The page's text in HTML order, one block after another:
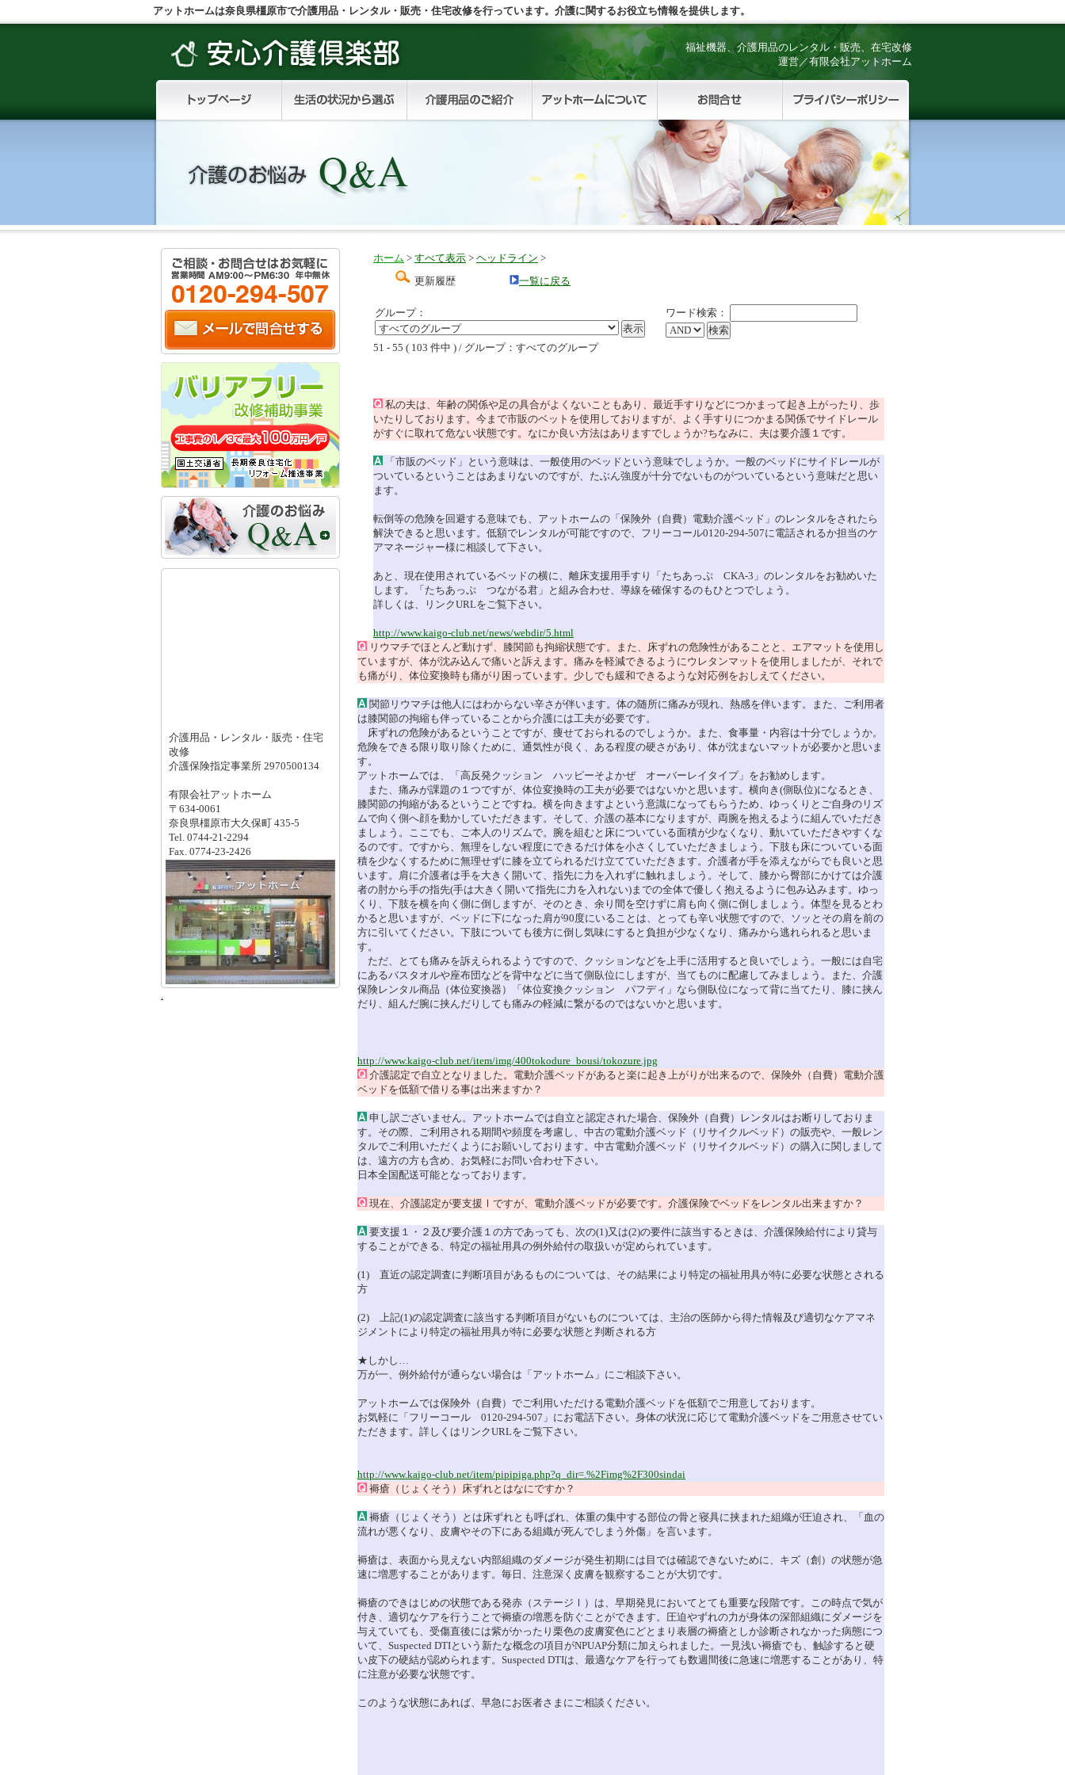
アットホームは奈良県橿原市で介護用品・レンタル・販売・住宅改修を行っています。介護に関するお役立ち情報を提供します。
福祉機器、介護用品のレンタル・販売、在宅改修
運営／有限会社アットホーム
ホーム > すべて表示 > ヘッドライン >
更新履歴
一覧に戻る
グループ： ワード検索：
51 - 55 ( 103 件中 ) / グループ：すべてのグループ
私の夫は、年齢の関係や足の具合がよくないこともあり、最近手すりなどにつかまって起き上がったり、歩
いたりしております。今まで市販のベットを使用しておりますが、よく手すりにつかまる関係でサイドレール
がすぐに取れて危ない状態です。なにか良い方法はありますでしょうか?ちなみに、夫は要介護１です。
「市販のベッド」という意味は、一般使用のベッドという意味でしょうか。一般のベッドにサイドレールが
ついているということはあまりないのですが、たぶん強度が十分でないものがついているという意味だと思い
ます。
転倒等の危険を回避する意味でも、アットホームの「保険外（自費）電動介護ベッド」のレンタルをされたら
解決できると思います。低額でレンタルが可能ですので、フリーコール0120-294-507に電話されるか担当のケ
アマネージャー様に相談して下さい。
あと、現在使用されているベッドの横に、離床支援用手すり「たちあっぷ CKA-3」のレンタルをお勧めいた
します。「たちあっぷ つながる君」と組み合わせ、導線を確保するのもひとつでしょう。
詳しくは、リンクURLをご覧下さい。
http://www.kaigo-club.net/news/webdir/5.html
リウマチでほとんど動けず、膝関節も拘縮状態です。また、床ずれの危険性があることと、エアマットを使用し
ていますが、体が沈み込んで痛いと訴えます。痛みを軽減できるようにウレタンマットを使用しましたが、それで
も痛がり、体位変換時も痛がり困っています。少しでも緩和できるような対応例をおしえてください。
関節リウマチは他人にはわからない辛さが伴います。体の随所に痛みが現れ、熱感を伴います。また、ご利用者
は膝関節の拘縮も伴っていることから介護には工夫が必要です。
床ずれの危険があるということですが、痩せておられるのでしょうか。また、食事量・内容は十分でしょうか。
危険をできる限り取り除くために、通気性が良く、ある程度の硬さがあり、体が沈まないマットが必要かと思いま
す。
アットホームでは、「高反発クッション ハッピーそよかぜ オーバーレイタイプ」をお勧めします。
また、痛みが課題の１つですが、体位変換時の工夫が必要ではないかと思います。横向き(側臥位)になるとき、
膝関節の拘縮があるということですね。横を向きますよという意識になってもらうため、ゆっくりとご自身のリズ
ムで向く側へ顔を動かしていただきます。そして、介護の基本になりますが、両腕を抱えるように組んでいただき
ましょう。ここでも、ご本人のリズムで。腕を組むと床についている面積が少なくなり、動いていただきやすくな
るのです。ですから、無理をしない程度にできるだけ体を小さくしていただきましょう。下肢も床についている面
積を少なくするために無理せずに膝を立てられるだけ立てていただきます。介護者が手を添えながらでも良いと思
います。肩に介護者は手を大きく開いて、指先に力を入れずに触れましょう。そして、膝から臀部にかけては介護
者の肘から手の指先(手は大きく開いて指先に力を入れない)までの全体で優しく抱えるように包み込みます。ゆっ
くり、下肢を横を向く側に倒しますが、そのとき、余り間を空けずに肩も向く側に倒しましょう。体型を見るとわ
かると思いますが、ベッドに下になった肩が90度にいることは、とっても辛い状態ですので、ソッとその肩を前の
方に引いてください。下肢についても後方に倒し気味にすると負担が少なくなり、痛みから逃れられると思いま
す。
ただ、とても痛みを訴えられるようですので、クッションなどを上手に活用すると良いでしょう。一般には自宅
にあるバスタオルや座布団などを背中などに当て側臥位にしますが、当てものに配慮してみましょう。また、介護
保険レンタル商品（体位変換器）「体位変換クッション パフディ」なら側臥位になって背に当てたり、膝に挟ん
だり、組んだ腕に挟んだりしても痛みの軽減に繋がるのではないかと思います。
http://www.kaigo-club.net/item/img/400tokodure_bousi/tokozure.jpg
介護認定で自立となりました。電動介護ベッドがあると楽に起き上がりが出来るので、保険外（自費）電動介護
ベッドを低額で借りる事は出来ますか？
申し訳ございません。アットホームでは自立と認定された場合、保険外（自費）レンタルはお断りしておりま
す。その際、ご利用される期間や頻度を考慮し、中古の電動介護ベッド（リサイクルベッド）の販売や、一般レン
タルでご利用いただくようにお願いしております。中古電動介護ベッド（リサイクルベッド）の購入に関しまして
は、遠方の方も含め、お気軽にお問い合わせ下さい。
日本全国配送可能となっております。
現在、介護認定が要支援Ⅰですが、電動介護ベッドが必要です。介護保険でベッドをレンタル出来ますか？
要支援１・２及び要介護１の方であっても、次の(1)又は(2)の要件に該当するときは、介護保険給付により貸与
することができる、特定の福祉用具の例外給付の取扱いが定められています。
(1) 直近の認定調査に判断項目があるものについては、その結果により特定の福祉用具が特に必要な状態とされる
方
(2) 上記(1)の認定調査に該当する判断項目がないものについては、主治の医師から得た情報及び適切なケアマネ
ジメントにより特定の福祉用具が特に必要な状態と判断される方
★しかし…
万が一、例外給付が通らない場合は「アットホーム」にご相談下さい。
アットホームでは保険外（自費）でご利用いただける電動介護ベッドを低額でご用意しております。
お気軽に「フリーコール 0120-294-507」にお電話下さい。身体の状況に応じて電動介護ベッドをご用意させてい
ただきます。詳しくはリンクURLをご覧下さい。
http://www.kaigo-club.net/item/pipipiga.php?q_dir=.%2Fimg%2F300sindai
褥瘡（じょくそう）床ずれとはなにですか？
褥瘡（じょくそう）とは床ずれとも呼ばれ、体重の集中する部位の骨と寝具に挟まれた組織が圧迫され、「血の
流れが悪くなり、皮膚やその下にある組織が死んでしまう外傷」を言います。
褥瘡は、表面から見えない内部組織のダメージが発生初期には目では確認できないために、キズ（創）の状態が急
速に増悪することがあります。毎日、注意深く皮膚を観察することが大切です。
褥瘡のできはじめの状態である発赤（ステージⅠ）は、早期発見においてとても重要な段階です。この時点で気が
付き、適切なケアを行うことで褥瘡の増悪を防ぐことができます。圧迫やずれの力が身体の深部組織にダメージを
与えていても、受傷直後には紫がかったり栗色の皮膚変色にどとまり表層の褥瘡としか診断されなかった病態につ
いて、Suspected DTIという新たな概念の項目がNPUAP分類に加えられました。一見浅い褥瘡でも、触診すると硬
い皮下の硬結が認められます。Suspected DTIは、最適なケアを行っても数週間後に急速に増悪することがあり、特
に注意が必要な状態です。
このような状態にあれば、早急にお医者さまにご相談ください。
介護用品・レンタル・販売・住宅
改修
介護保険指定事業所 2970500134
有限会社アットホーム
〒634-0061
奈良県橿原市大久保町 435-5
Tel. 0744-21-2294
Fax. 0774-23-2426
.